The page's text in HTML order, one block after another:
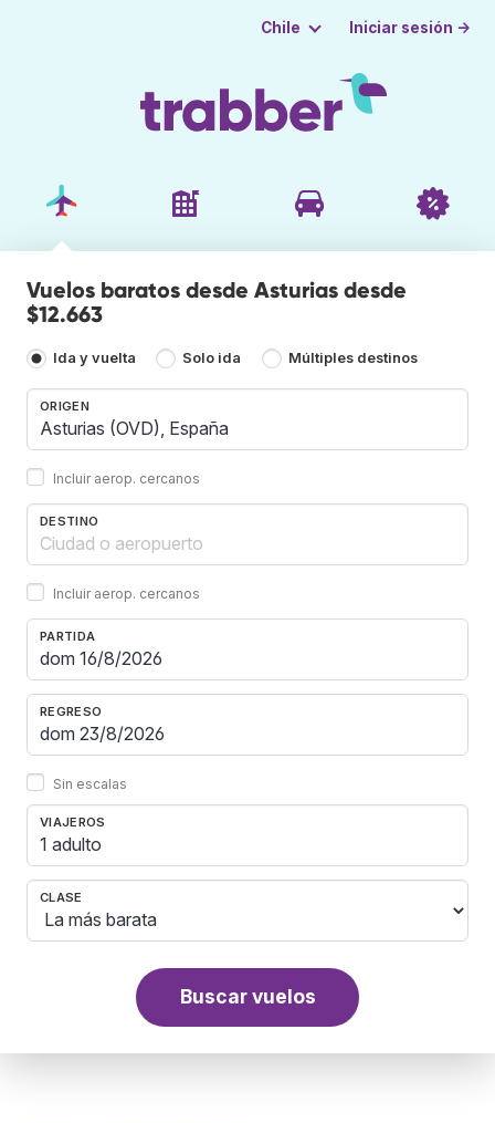
Chile Iniciar sesión →
Vuelos baratos desde Asturias desde
$12.663
Ida y vuelta Solo ida Múltiples destinos
ORIGEN
Incluir aerop. cercanos
DESTINO
Incluir aerop. cercanos
PARTIDA
REGRESO
Sin escalas
VIAJEROS
1 adulto
CLASE
Buscar vuelos